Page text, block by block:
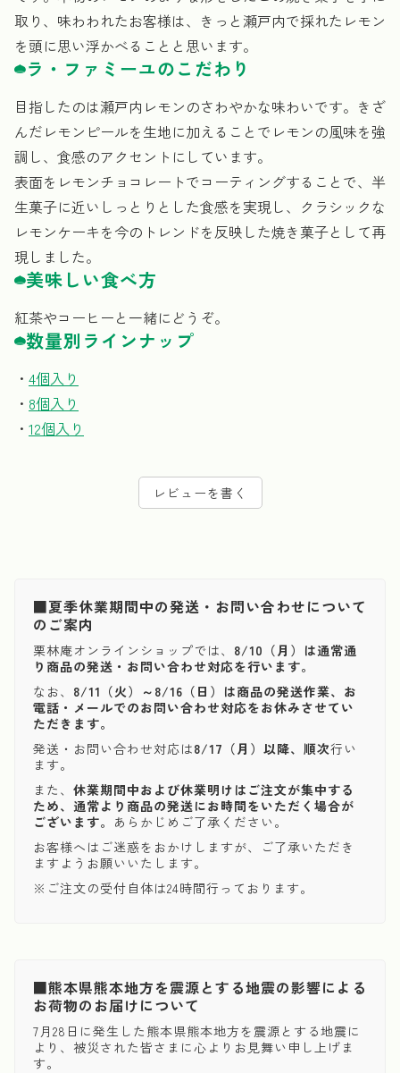
取り、味わわれたお客様は、きっと瀬戸内で採れたレモン
を頭に思い浮かべることと思います。
ラ・ファミーユのこだわり
目指したのは瀬戸内レモンのさわやかな味わいです。きざ
んだレモンピールを生地に加えることでレモンの風味を強
調し、食感のアクセントにしています。
表面をレモンチョコレートでコーティングすることで、半
生菓子に近いしっとりとした食感を実現し、クラシックな
レモンケーキを今のトレンドを反映した焼き菓子として再
現しました。
美味しい食べ方
紅茶やコーヒーと一緒にどうぞ。
数量別ラインナップ
・ 4個入り
・ 8個入り
・ 12個入り
レビューを書く
■夏季休業期間中の発送・お問い合わせについて
のご案内
栗林庵オンラインショップでは、 8/10（月）は通常通
り商品の発送・お問い合わせ対応を行います。
なお、 8/11（火）～8/16（日）は商品の発送作業、お
電話・メールでのお問い合わせ対応をお休みさせてい
ただきます。
発送・お問い合わせ対応は8/17（月）以降、順次行い
ます。
また、 休業期間中および休業明けはご注文が集中する
ため、通常より商品の発送にお時間をいただく場合が
ございます。 あらかじめご了承ください。
お客様へはご迷惑をおかけしますが、ご了承いただき
ますようお願いいたします。
※ご注文の受付自体は24時間行っております。
■熊本県熊本地方を震源とする地震の影響による
お荷物のお届けについて
7月28日に発生した熊本県熊本地方を震源とする地震に
より、被災された皆さまに心よりお見舞い申し上げま
す。